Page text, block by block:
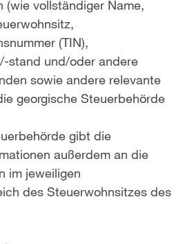
(wie vollständiger Name,
(TIN),
stand und/oder andere
sowie andere relevante
georgische Steuerbehörde
gibt die
außerdem an die
im jeweiligen
des Steuerwohnsitzes des